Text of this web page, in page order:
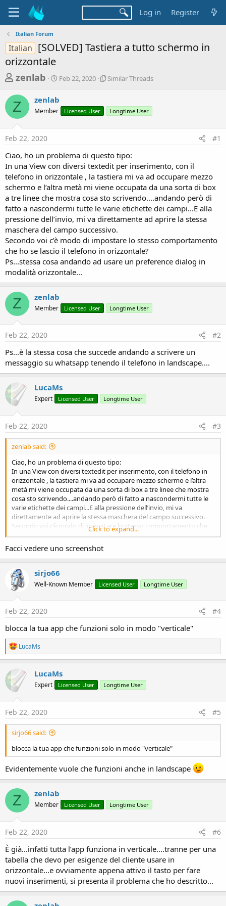
Log in Register
Italian Forum
Italian [SOLVED] Tastiera a tutto schermo in
orizzontale
T
r
e
a
d
s
t
a
r
t
e
r
zenlab
S
r
a
Feb 22, 2020
S
r
r
e
a
d
Similar Threads
Z zenlab
Member Licensed User Longtime User
Feb 22, 2020 #1
Ciao, ho un problema di questo tipo:
In una View con diversi textedit per inserimento, con il
telefono in orizzontale , la tastiera mi va ad occupare mezzo
schermo e l’altra metà mi viene occupata da una sorta di box
a tre linee che mostra cosa sto scrivendo....andando però di
fatto a nascondermi tutte le varie etichette dei campi...E alla
pressione dell’invio, mi va direttamente ad aprire la stessa
maschera del campo successivo.
Secondo voi c’è modo di impostare lo stesso comportamento
che ho se lascio il telefono in orizzontale?
Ps...stessa cosa andando ad usare un preference dialog in
modalità orizzontale...
Z zenlab
Member Licensed User Longtime User
Feb 22, 2020 #2
Ps...è la stessa cosa che succede andando a scrivere un
messaggio su whatsapp tenendo il telefono in landscape....
LucaMs
Expert Licensed User Longtime User
Feb 22, 2020 #3
zenlab said:
Ciao, ho un problema di questo tipo:
In una View con diversi textedit per inserimento, con il telefono in
orizzontale , la tastiera mi va ad occupare mezzo schermo e l’altra
metà mi viene occupata da una sorta di box a tre linee che mostra
cosa sto scrivendo....andando però di fatto a nascondermi tutte le
varie etichette dei campi...E alla pressione dell’invio, mi va
direttamente ad aprire la stessa maschera del campo successivo.
Secondo voi c’è modo di impostare lo stesso comportamento che
ho se lascio il telefono in orizzontale?
Ps...stessa cosa andando ad usare un preference dialog in modalità
orizzontale...
Click to expand...
Facci vedere uno screenshot
sirjo66
Well-Known Member Licensed User Longtime User
Feb 22, 2020 #4
blocca la tua app che funzioni solo in modo "verticale"
R
e
a
t
i
n
s
LucaMs
LucaMs
Expert Licensed User Longtime User
Feb 22, 2020 #5
sirjo66 said:
blocca la tua app che funzioni solo in modo "verticale"
Evidentemente vuole che funzioni anche in landscape
Z zenlab
Member Licensed User Longtime User
Feb 22, 2020 #6
È già...infatti tutta l’app funziona in verticale....tranne per una
tabella che devo per esigenze del cliente usare in
orizzontale...e ovviamente appena attivo il tasto per fare
nuovi inserimenti, si presenta il problema che ho descritto...